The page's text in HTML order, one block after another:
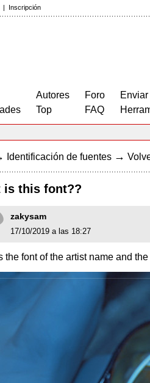
| Inscripción
Autores
Top
Foro
FAQ
Identificación de fuentes →
is this font??
zakysam
17/10/2019 a las 18:27
the font of the artist name and